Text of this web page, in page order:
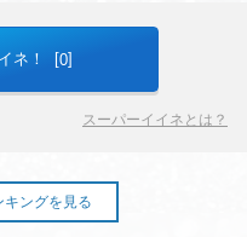
アする
コピー
ネ！ [0]
スーパーイイネとは？
キングを見る
する
ピー
ン
東北
北陸